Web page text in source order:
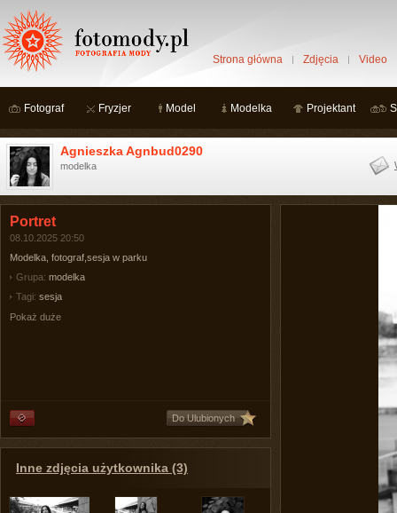
Strona główna Zdjęcia Video
Fotograf Fryzjer Model Modelka Projektant
Agnieszka Agnbud0290
modelka
Portret
08.10.2025 20:50
Modelka, fotograf,sesja w parku
Grupa: modelka
Tagi: sesja
Pokaż duże
Do Ulubionych
Inne zdjęcia użytkownika (3)